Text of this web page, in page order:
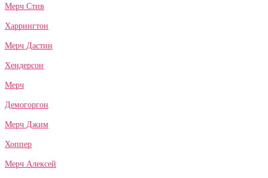
Мерч Стив
Харрингтон
Мерч Дастин
Хендерсон
Мерч
Демогоргон
Мерч Джим
Хоппер
Мерч Алексей